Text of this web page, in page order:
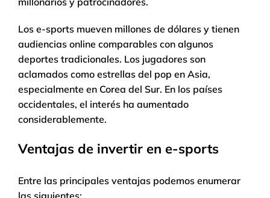
Los e-sports mueven millones de dólares y tienen
audiencias online comparables con algunos
deportes tradicionales. Los jugadores son
aclamados como estrellas del pop en Asia,
especialmente en Corea del Sur. En los países
occidentales, el interés ha aumentado
considerablemente.
Ventajas de invertir en e-sports
Entre las principales ventajas podemos enumerar